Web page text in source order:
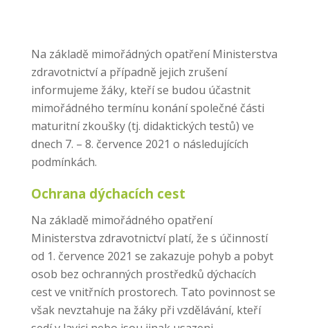
Na základě mimořádných opatření Ministerstva
zdravotnictví a případně jejich zrušení
informujeme žáky, kteří se budou účastnit
mimořádného termínu konání společné části
maturitní zkoušky (tj. didaktických testů) ve
dnech 7. – 8. července 2021 o následujících
podmínkách.
Ochrana dýchacích cest
Na základě mimořádného opatření
Ministerstva zdravotnictví platí, že s účinností
od 1. července 2021 se zakazuje pohyb a pobyt
osob bez ochranných prostředků dýchacích
cest ve vnitřních prostorech. Tato povinnost se
však nevztahuje na žáky při vzdělávání, kteří